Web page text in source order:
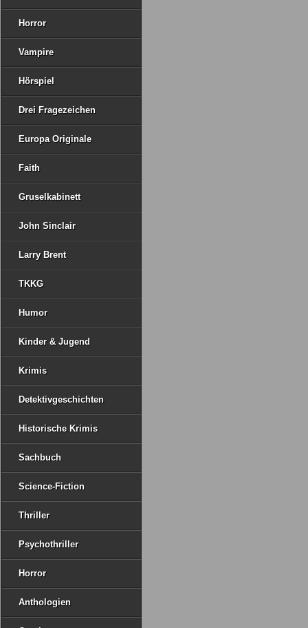
Horror
Vampire
Hörspiel
Drei Fragezeichen
Europa Originale
Faith
Gruselkabinett
John Sinclair
Larry Brent
TKKG
Humor
Kinder & Jugend
Krimis
Detektivgeschichten
Historische Krimis
Sachbuch
Science-Fiction
Thriller
Psychothriller
Horror
Anthologien